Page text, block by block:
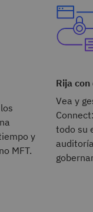
y
MFT.
Rija
Vea y
todo su